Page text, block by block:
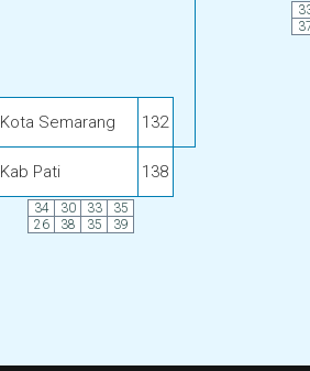
Kota Semarang 132
Kab Pati 138
34 30 33
35
26
38 35 39